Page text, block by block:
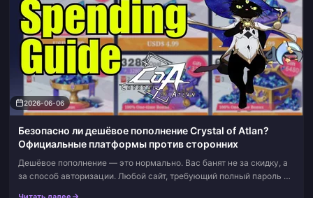
2026-06-06
Безопасно ли дешёвое пополнение Crystal of Atlan?
Официальные платформы против сторонних
Дешёвое пополнение — это нормально. Вас банят не за скидку, а
за способ авторизации. Любой сайт, требующий полный пароль от